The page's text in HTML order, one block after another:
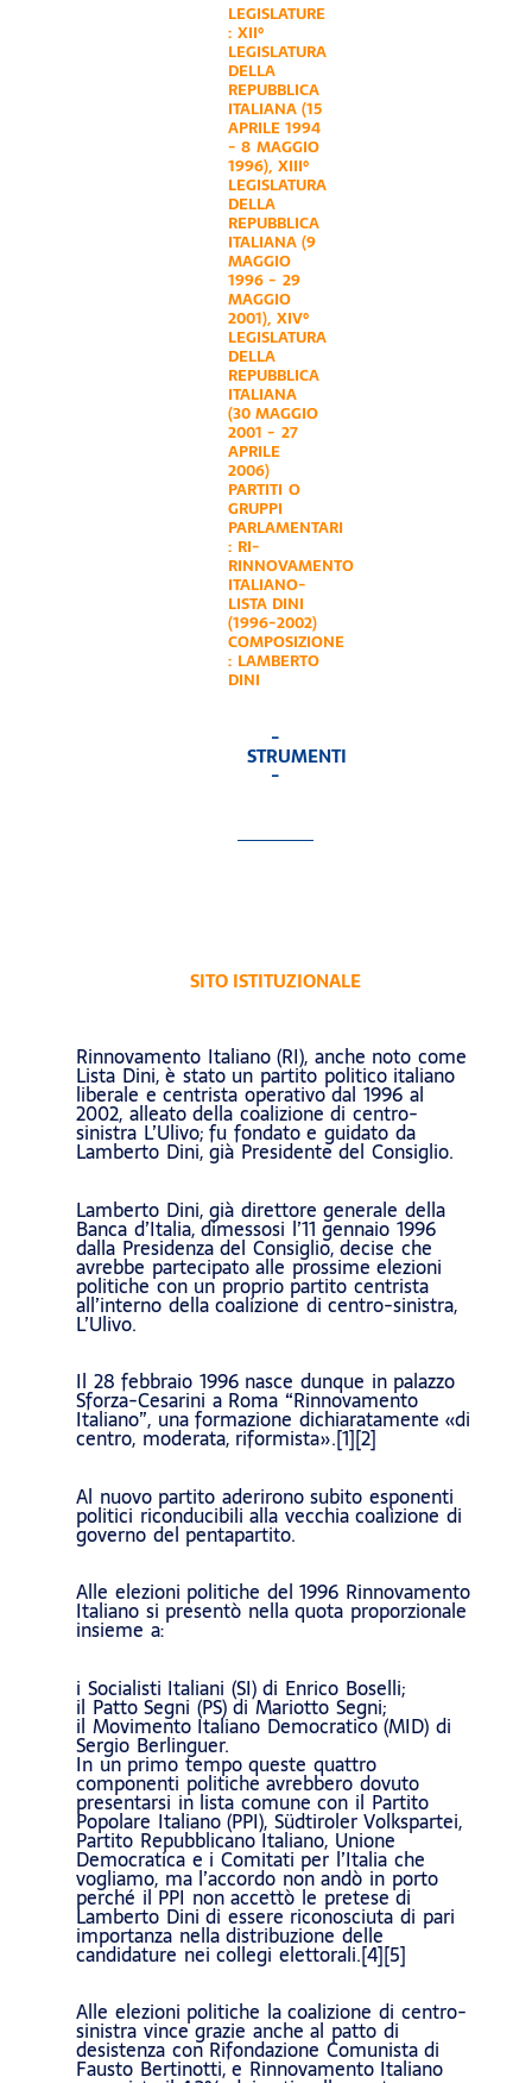
LEGISLATURE
: XII°
LEGISLATURA
DELLA
REPUBBLICA
ITALIANA (15
APRILE 1994
- 8 MAGGIO
1996), XIII°
LEGISLATURA
DELLA
REPUBBLICA
ITALIANA (9
MAGGIO
1996 - 29
MAGGIO
2001), XIV°
LEGISLATURA
DELLA
REPUBBLICA
ITALIANA
(30 MAGGIO
2001 - 27
APRILE
2006)
PARTITI O
GRUPPI
PARLAMENTARI
: RI-
RINNOVAMENTO
ITALIANO-
LISTA DINI
(1996-2002)
COMPOSIZIONE
: LAMBERTO
DINI
-
STRUMENTI
-
SITO ISTITUZIONALE
Rinnovamento Italiano (RI), anche noto come
Lista Dini, è stato un partito politico italiano
liberale e centrista operativo dal 1996 al
2002, alleato della coalizione di centro-
sinistra L’Ulivo; fu fondato e guidato da
Lamberto Dini, già Presidente del Consiglio.
Lamberto Dini, già direttore generale della
Banca d’Italia, dimessosi l’11 gennaio 1996
dalla Presidenza del Consiglio, decise che
avrebbe partecipato alle prossime elezioni
politiche con un proprio partito centrista
all’interno della coalizione di centro-sinistra,
L’Ulivo.
Il 28 febbraio 1996 nasce dunque in palazzo
Sforza-Cesarini a Roma “Rinnovamento
Italiano”, una formazione dichiaratamente «di
centro, moderata, riformista».[1][2]
Al nuovo partito aderirono subito esponenti
politici riconducibili alla vecchia coalizione di
governo del pentapartito.
Alle elezioni politiche del 1996 Rinnovamento
Italiano si presentò nella quota proporzionale
insieme a:
i Socialisti Italiani (SI) di Enrico Boselli;
il Patto Segni (PS) di Mariotto Segni;
il Movimento Italiano Democratico (MID) di
Sergio Berlinguer.
In un primo tempo queste quattro
componenti politiche avrebbero dovuto
presentarsi in lista comune con il Partito
Popolare Italiano (PPI), Südtiroler Volkspartei,
Partito Repubblicano Italiano, Unione
Democratica e i Comitati per l’Italia che
vogliamo, ma l’accordo non andò in porto
perché il PPI non accettò le pretese di
Lamberto Dini di essere riconosciuta di pari
importanza nella distribuzione delle
candidature nei collegi elettorali.[4][5]
Alle elezioni politiche la coalizione di centro-
sinistra vince grazie anche al patto di
desistenza con Rifondazione Comunista di
Fausto Bertinotti, e Rinnovamento Italiano